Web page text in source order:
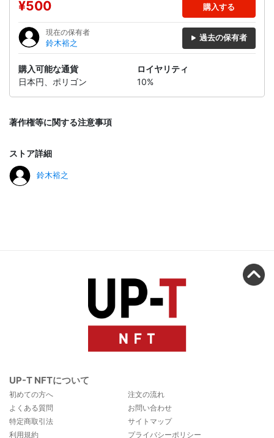
¥500 購入する
現在の保有者
鈴木裕之
過去の保有者
購入可能な通貨
日本円、ポリゴン
ロイヤリティ
10%
著作権等に関する注意事項
ストア詳細
鈴木裕之
UP-T NFTについて
初めての方へ
注文の流れ
よくある質問
お問い合わせ
特定商取引法
サイトマップ
利用規約
プライバシーポリシー